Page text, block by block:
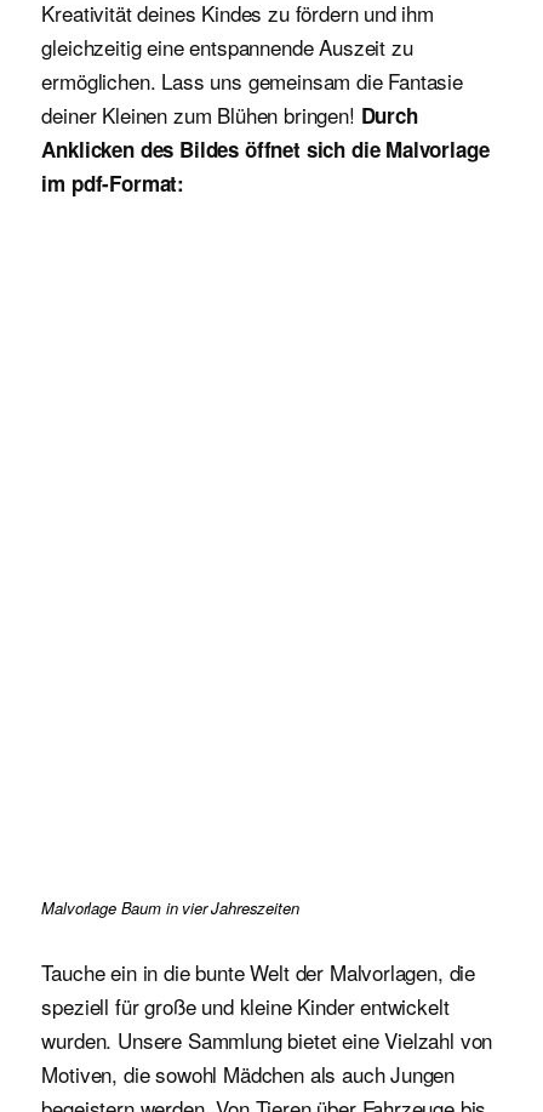
Kreativität deines Kindes zu fördern und ihm
gleichzeitig eine entspannende Auszeit zu
ermöglichen. Lass uns gemeinsam die Fantasie
deiner Kleinen zum Blühen bringen! Durch
Anklicken des Bildes öffnet sich die Malvorlage
im pdf-Format:
Malvorlage Baum in vier Jahreszeiten
Tauche ein in die bunte Welt der Malvorlagen, die
speziell für große und kleine Kinder entwickelt
wurden. Unsere Sammlung bietet eine Vielzahl von
Motiven, die sowohl Mädchen als auch Jungen